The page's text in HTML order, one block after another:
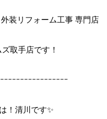
装リフォーム工事 専門店
取手店です！
ｰｰｰｰｰｰｰｰｰｰｰｰｰｰｰｰ
！清川です✨